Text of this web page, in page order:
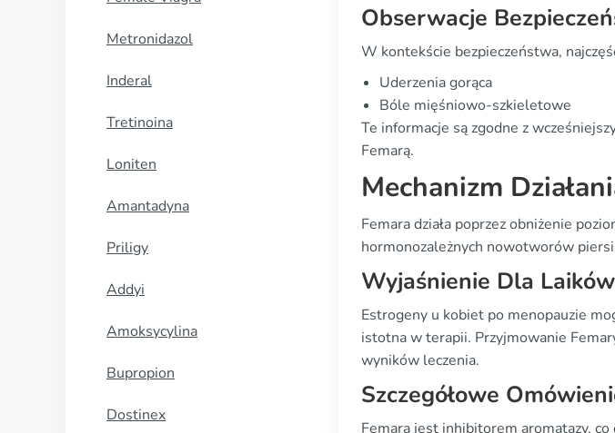
Metronidazol
Inderal
Tretinoina
Loniten
Amantadyna
Priligy
Addyi
Amoksycylina
Bupropion
Dostinex
Obserwacje
W kontekście bezpieczeństwa,
Uderzenia gorąca
Bóle mięśniowo-szkieletowe
Te informacje są zgodne z
Femarą.
Mechanizm
Femara działa poprzez obniżenie
hormonozależnych nowotworów
Wyjaśnienie Dla Laików
Estrogeny u kobiet po menopauzie
istotna w terapii. Przyjmowanie
wyników leczenia.
Szczegółowe
Femara jest inhibitorem aromatazy, co